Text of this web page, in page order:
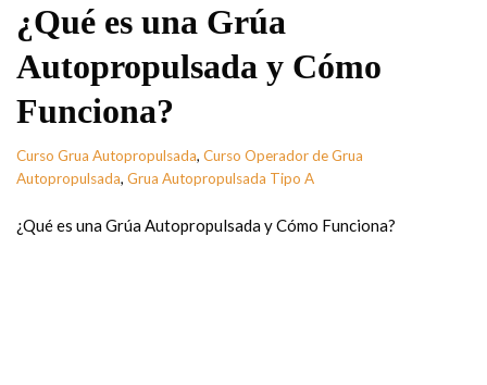
¿Qué es una Grúa
Autopropulsada y Cómo
Funciona?
Curso Grua Autopropulsada, Curso Operador de Grua
Autopropulsada, Grua Autopropulsada Tipo A
¿Qué es una Grúa Autopropulsada y Cómo Funciona?